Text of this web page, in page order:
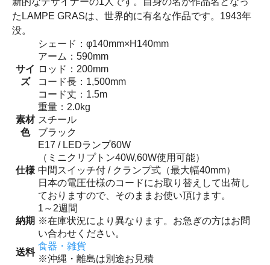
たLAMPE GRASは、世界的に有名な作品です。1943年
没。
サイ
ズ
シェード：φ140mm×H140mm
アーム：590mm
ロッド：200mm
コード長：1,500mm
コード丈：1.5m
重量：2.0kg
素材 スチール
色
ブラック
仕様
E17 / LEDランプ60W
（ミニクリプトン40W,60W使用可能）
中間スイッチ付 / クランプ式（最大幅40mm）
日本の電圧仕様のコードにお取り替えして出荷し
ておりますので、そのままお使い頂けます。
納期
1～2週間
※在庫状況により異なります。お急ぎの方はお問
い合わせください。
送料
食器・雑貨
※沖縄・離島は別途お見積